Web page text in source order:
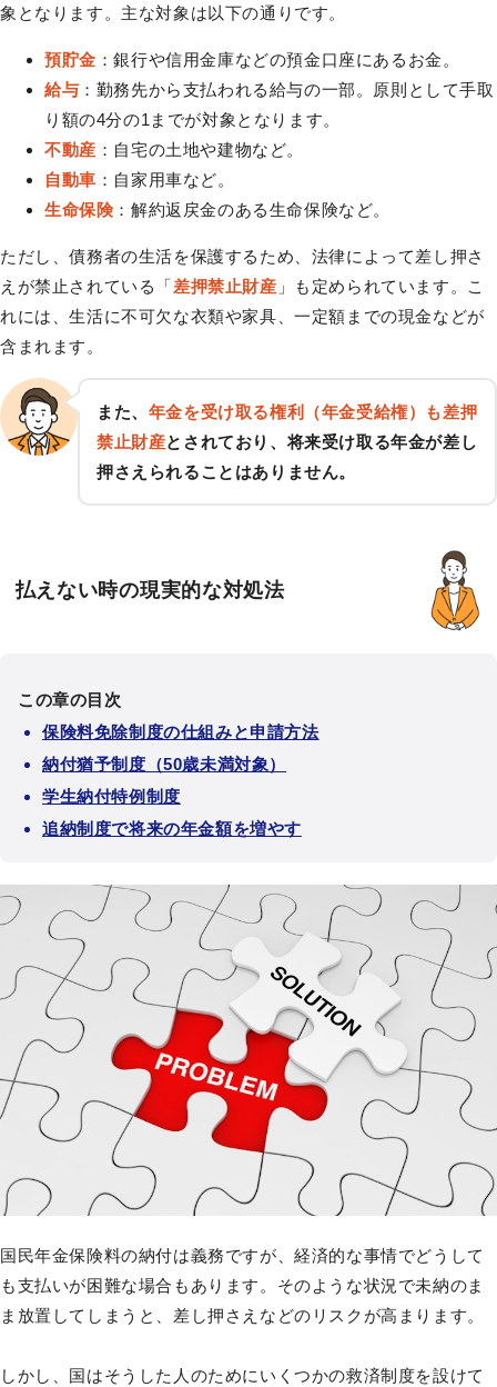
象となります。主な対象は以下の通りです。
預貯金 ：銀行や信用金庫などの預金口座にあるお金。
給与 ：勤務先から支払われる給与の一部。原則として手取
り額の4分の1までが対象となります。
不動産 ：自宅の土地や建物など。
自動車 ：自家用車など。
生命保険：解約返戻金のある生命保険など。
ただし、債務者の生活を保護するため、法律によって差し押さ
えが禁止されている「差押禁止財産 」も定められています。こ
れには、生活に不可欠な衣類や家具、一定額までの現金などが
含まれます。
また、 年金を受け取る権利（年金受給権）も差押
禁止財産とされており、将来受け取る年金が差し
押さえられることはありません。
払えない時の現実的な対処法
この章の目次
保険料免除制度の仕組みと申請方法
納付猶予制度（50歳未満対象）
学生納付特例制度
追納制度で将来の年金額を増やす
国民年金保険料の納付は義務ですが、経済的な事情でどうして
も支払いが困難な場合もあります。そのような状況で未納のま
ま放置してしまうと、差し押さえなどのリスクが高まります。
しかし、国はそうした人のためにいくつかの救済制度を設けて